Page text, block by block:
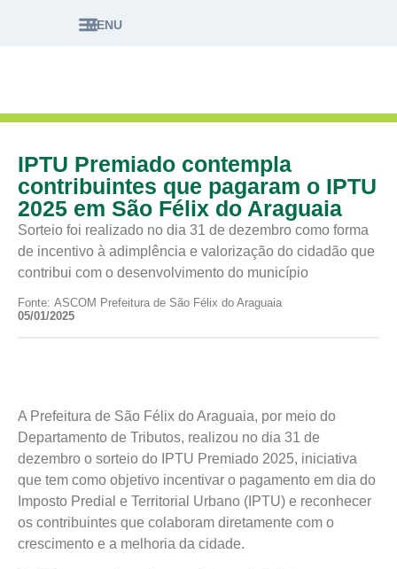
MENU
IPTU Premiado contempla
contribuintes que pagaram o IPTU
2025 em São Félix do Araguaia
Sorteio foi realizado no dia 31 de dezembro como forma
de incentivo à adimplência e valorização do cidadão que
contribui com o desenvolvimento do município
Fonte: ASCOM Prefeitura de São Félix do Araguaia
05/01/2025
A Prefeitura de São Félix do Araguaia, por meio do
Departamento de Tributos, realizou no dia 31 de
dezembro o sorteio do IPTU Premiado 2025, iniciativa
que tem como objetivo incentivar o pagamento em dia do
Imposto Predial e Territorial Urbano (IPTU) e reconhecer
os contribuintes que colaboram diretamente com o
crescimento e a melhoria da cidade.